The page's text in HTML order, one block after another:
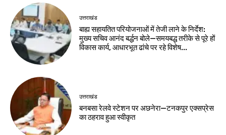
उत्तराखंड
बाह्य सहायतित परियोजनाओं में तेजी लाने के निर्देश:
मुख्य सचिव आनंद बर्द्धन बोले—समयबद्ध तरीके से पूरे हों
विकास कार्य, आधारभूत ढांचे पर रहे विशेष...
उत्तराखंड
बनबसा रेलवे स्टेशन पर अछनेरा—टनकपुर एक्सप्रेस
का ठहराव हुआ स्वीकृत